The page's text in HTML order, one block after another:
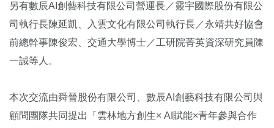
另有數辰AI創藝科技有限公司營運長／靈宇國際股份有限公
司執行長陳延凱、入雲文化有限公司執行長／永靖共好協會
前總幹事陳俊宏、交通大學博士／工研院菁英資深研究員陳
一誠等人。
本次交流由舜晉股份有限公司、數辰AI創藝科技有限公司與
顧問團隊共同提出「雲林地方創生× AI賦能×青年參與合作